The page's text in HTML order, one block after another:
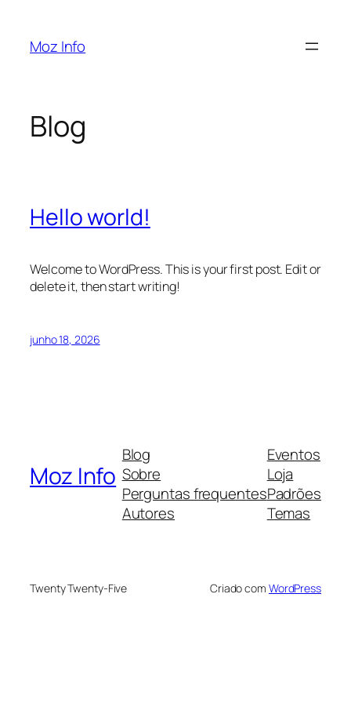
Moz Info
Blog
Hello world!
Welcome to WordPress. This is your first post. Edit or
delete it, then start writing!
junho 18, 2026
Moz Info
Blog
Sobre
Perguntas frequentes
Autores
Eventos
Loja
Padrões
Temas
Twenty Twenty-Five Criado com WordPress